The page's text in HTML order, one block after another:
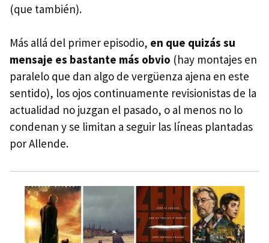
(que también).
Más allá del primer episodio, en que quizás su
mensaje es bastante más obvio (hay montajes en
paralelo que dan algo de vergüenza ajena en este
sentido), los ojos continuamente revisionistas de la
actualidad no juzgan el pasado, o al menos no lo
condenan y se limitan a seguir las líneas plantadas
por Allende.